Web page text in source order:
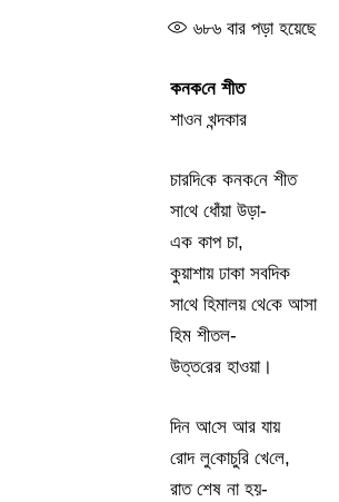
৬৮৬ বার পড়া হয়েছে
কনক‌নে শীত
শাওন খন্দকার
চার‌দি‌কে কনক‌নে শীত
সা‌থে ধোঁয়া উড়া-
এক কাপ চা,
কুয়াশায় ঢাকা সব‌দিক
সা‌থে হিমালয় থে‌কে আসা
‌হিম শীতল-
উত্ত‌রের হাওয়া।
দিন আ‌সে আর যায়
রোদ লু‌কোচু‌রি খে‌লে,
রাত শেষ না হয়-